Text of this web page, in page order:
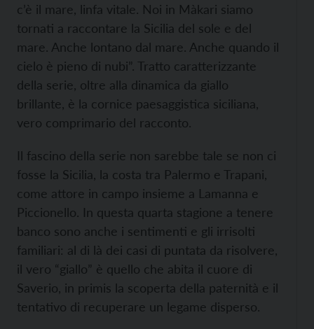
c’è il mare, linfa vitale. Noi in Màkari siamo
tornati a raccontare la Sicilia del sole e del
mare. Anche lontano dal mare. Anche quando il
cielo è pieno di nubi”. Tratto caratterizzante
della serie, oltre alla dinamica da giallo
brillante, è la cornice paesaggistica siciliana,
vero comprimario del racconto.
Il fascino della serie non sarebbe tale se non ci
fosse la Sicilia, la costa tra Palermo e Trapani,
come attore in campo insieme a Lamanna e
Piccionello. In questa quarta stagione a tenere
banco sono anche i sentimenti e gli irrisolti
familiari: al di là dei casi di puntata da risolvere,
il vero “giallo” è quello che abita il cuore di
Saverio, in primis la scoperta della paternità e il
tentativo di recuperare un legame disperso.